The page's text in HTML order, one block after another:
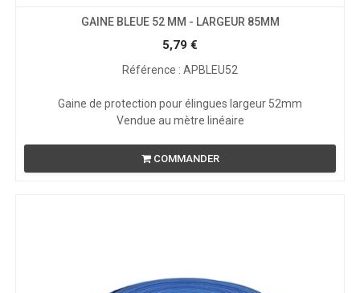
GAINE BLEUE 52 MM - LARGEUR 85MM
5,79 €
Référence : APBLEU52
Gaine de protection pour élingues largeur 52mm
Vendue au mètre linéaire
COMMANDER